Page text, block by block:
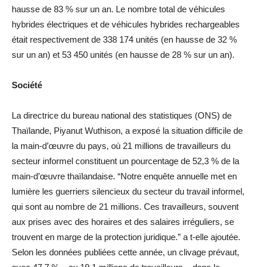
hausse de 83 % sur un an. Le nombre total de véhicules
hybrides électriques et de véhicules hybrides rechargeables
était respectivement de 338 174 unités (en hausse de 32 %
sur un an) et 53 450 unités (en hausse de 28 % sur un an).
Société
La directrice du bureau national des statistiques (ONS) de
Thaïlande, Piyanut Wuthison, a exposé la situation difficile de
la main-d’œuvre du pays, où 21 millions de travailleurs du
secteur informel constituent un pourcentage de 52,3 % de la
main-d’œuvre thaïlandaise. “Notre enquête annuelle met en
lumière les guerriers silencieux du secteur du travail informel,
qui sont au nombre de 21 millions. Ces travailleurs, souvent
aux prises avec des horaires et des salaires irréguliers, se
trouvent en marge de la protection juridique.” a t-elle ajoutée.
Selon les données publiées cette année, un clivage prévaut,